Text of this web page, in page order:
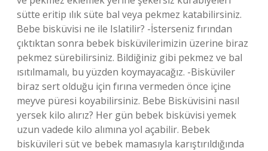
sütte eritip ılık süte bal veya pekmez katabilirsiniz.
Bebe bisküvisi ne ile Islatilir? -İsterseniz fırından
çıktıktan sonra bebek bisküvilerimizin üzerine biraz
pekmez sürebilirsiniz. Bildiğiniz gibi pekmez ve bal
ısıtılmamalı, bu yüzden koymayacağız. -Bisküviler
biraz sert olduğu için fırına vermeden önce içine
meyve püresi koyabilirsiniz. Bebe Bisküvisini nasıl
yersek kilo alırız? Her gün bebek bisküvisi yemek
uzun vadede kilo alımına yol açabilir. Bebek
bisküvileri süt ve bebek mamasıyla karıştırıldığında